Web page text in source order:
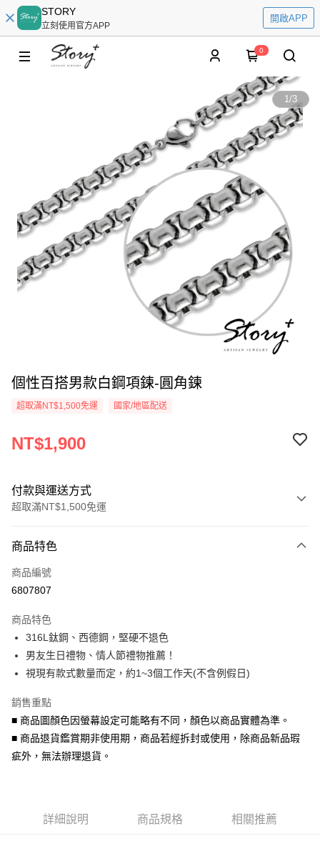
STORY
立刻使用官方APP
開啟APP
0
1/3
個性百搭男款白鋼項鍊-圓角鍊
超取滿NT$1,500免運 國家/地區配送
NT$1,900
付款與運送方式
超取滿NT$1,500免運
信用卡一次付款
信用卡分期付款
合作金庫商業銀行
華南商業銀行
上海商業儲蓄銀行
國泰世華商業銀行
兆豐國際商業銀行
匯豐（台灣）商業銀行
聯邦商業銀行
遠東國際商業銀行
元大商業銀行
永豐商業銀行
台新國際商業銀行
6 期 0 利率 每期
華南商業銀行
上海商業儲蓄銀行
台北富邦商業銀行
臺灣中小企業銀行
匯豐（台灣）商業銀行
華泰商業銀行
聯邦商業銀行
遠東國際商業銀行
元大商業銀行
超商取貨付款
LINE Pay
Apple Pay
街口支付
悠遊付
相關說明
商品特色
商品編號
6807807
商品特色
316L鈦鋼、西德鋼，堅硬不退色
男友生日禮物、情人節禮物推薦！
視現有款式數量而定，約1~3個工作天(不含例假日)
銷售重點
■ 商品圖顏色因螢幕設定可能略有不同，顏色以商品實體為準。
■ 商品退貨鑑賞期非使用期，商品若經拆封或使用，除商品新品瑕
疵外，無法辦理退貨。
詳細說明 商品規格 相關推薦